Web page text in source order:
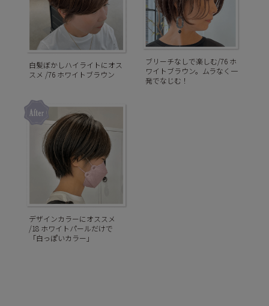
白髪ぼかしハイライトにオス
スメ /76 ホワイトブラウン
ブリーチなしで楽しむ/76 ホ
ワイトブラウン。ムラなく一
発でなじむ！
デザインカラーにオススメ
/18 ホワイトパールだけで
「白っぽいカラー」